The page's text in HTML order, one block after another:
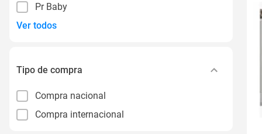
Pr Baby
Ver todos
Tipo de compra
Compra nacional
Compra internacional